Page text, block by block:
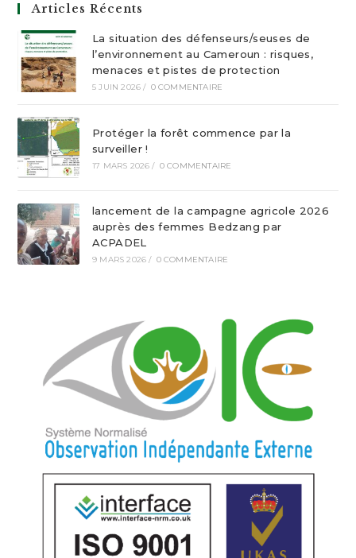
Articles Récents
La situation des défenseurs/seuses de
l’environnement au Cameroun : risques,
menaces et pistes de protection
5 JUIN 2026 / 0 COMMENTAIRE
Protéger la forêt commence par la
surveiller !
17 MARS 2026 / 0 COMMENTAIRE
lancement de la campagne agricole 2026
auprès des femmes Bedzang par
ACPADEL
9 MARS 2026 / 0 COMMENTAIRE